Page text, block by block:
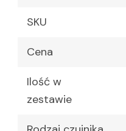
SKU
Cena
Ilość w
zestawie